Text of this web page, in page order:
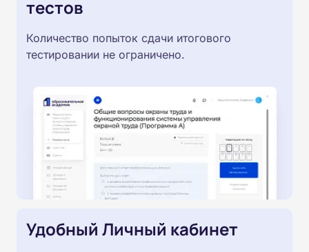
тестов
Количество попыток сдачи итогового
тестировании не ограничено.
Удобный Личный кабинет